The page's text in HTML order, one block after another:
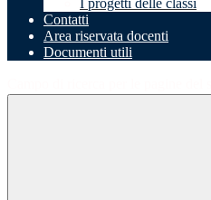
I progetti delle classi
Contatti
Area riservata docenti
Documenti utili